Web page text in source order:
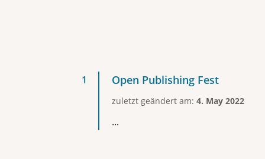
Open Publishing Fest
zuletzt geändert am: 4. May 2022
...